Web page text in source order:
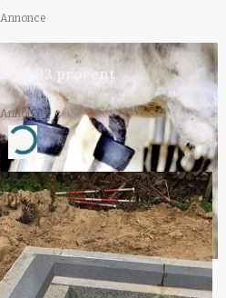
Annonce
23 procent
Annonce